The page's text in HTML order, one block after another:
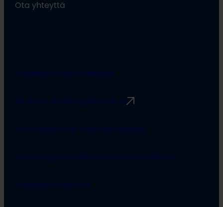
Ota yhteyttä
Projektien viestintäohjeet
Rimbert-avustusjärjestelmä
Turvallisemman tilan periaatteet
TietosuojaselosteSaavutettavuusseloste
Evästeiden hallinta